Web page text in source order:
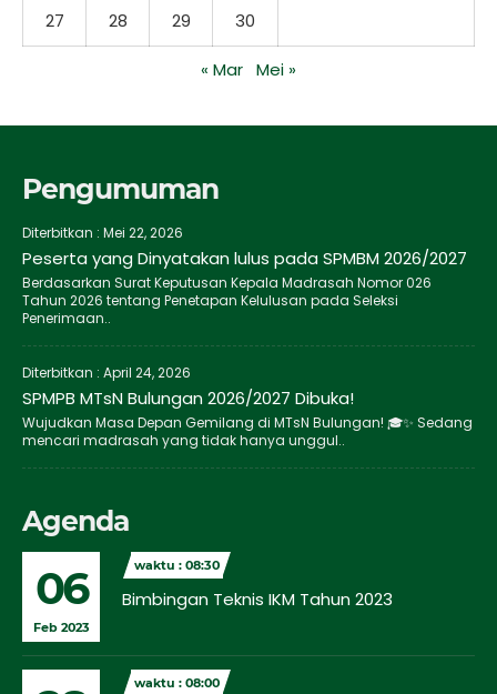
27 28 29 30
« Mar Mei »
Pengumuman
Diterbitkan : Mei 22, 2026
Peserta yang Dinyatakan lulus pada SPMBM 2026/2027
Berdasarkan Surat Keputusan Kepala Madrasah Nomor 026
Tahun 2026 tentang Penetapan Kelulusan pada Seleksi
Penerimaan..
Diterbitkan : April 24, 2026
SPMPB MTsN Bulungan 2026/2027 Dibuka!
Wujudkan Masa Depan Gemilang di MTsN Bulungan! 🎓✨ Sedang
mencari madrasah yang tidak hanya unggul..
Agenda
06
Feb 2023
waktu : 08:30
Bimbingan Teknis IKM Tahun 2023
waktu : 08:00